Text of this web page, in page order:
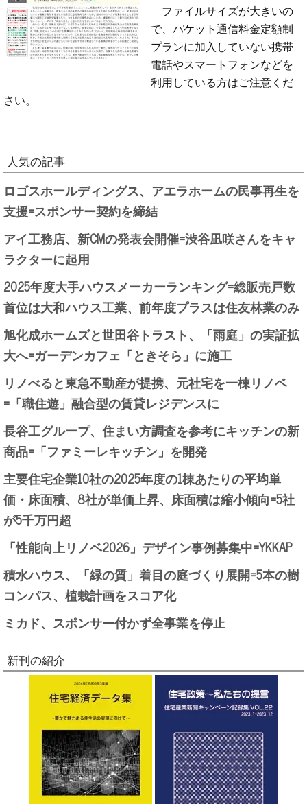
ファイルサイズが大きいの
で、パケット通信料金定額制
プランに加入していない携帯
電話やスマートフォンなどを
利用している方はご注意くだ
さい。
人気の記事
ロゴスホールディングス、アエラホームの民事再生を
支援=スポンサー契約を締結
アイ工務店、新CMの発表会開催=渋谷凪咲さんをキャ
ラクターに起用
2025年度大手ハウスメーカーランキング=総販売戸数
首位は大和ハウス工業、前年度プラスは住友林業のみ
旭化成ホームズと世田谷トラスト、「雨庭」の実証拡
大へ=ガーデンカフェ「ときそら」に施工
リノべると東急不動産が提携、元社宅を一棟リノベ
=「職住遊」融合型の賃貸レジデンスに
長谷工グループ、住まい方調査を参考にキッチンの新
商品=「ファミーレキッチン」を開発
主要住宅企業10社の2025年度の1棟あたりの平均単
価・床面積、8社が単価上昇、床面積は縮小傾向=5社
が5千万円超
「性能向上リノベ2026」デザイン事例募集中=YKKAP
積水ハウス、「緑の質」着目の庭づくり展開=5本の樹
コンパス、植栽計画をスコア化
ミカド、スポンサー付かず全事業を停止
新刊の紹介